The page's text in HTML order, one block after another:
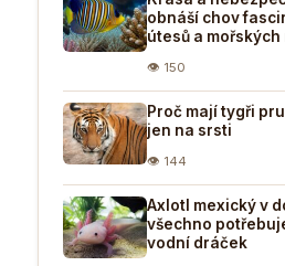
obnáší chov
útesů a mořských
👁 150
Proč mají tygři
jen na srsti
👁 144
Axlotl mexický v
všechno
vodní dráček